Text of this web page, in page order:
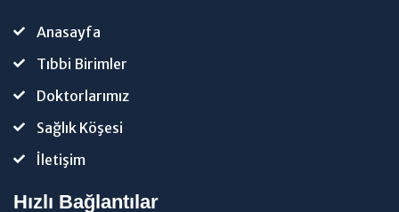
Anasayfa
Tıbbi Birimler
Doktorlarımız
Sağlık Köşesi
İletişim
Hızlı Bağlantılar